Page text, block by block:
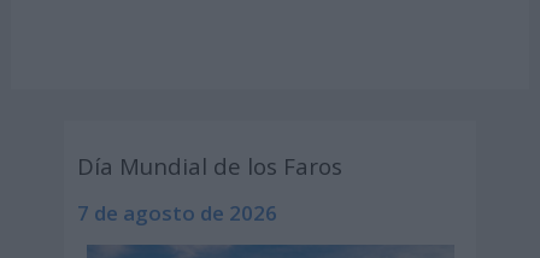
Día Mundial de los Faros
7 de agosto de 2026